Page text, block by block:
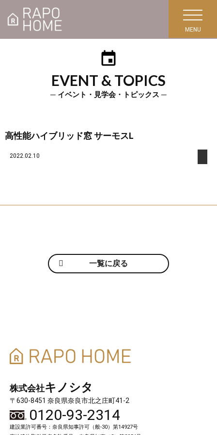
toggle
navigation
EVENT & TOPICS
─ イベント・見学会・トピックス ─
高性能ハイブリッド窓 サーモスL
2022.02.10
一覧に戻る
株式会社キノシタ
〒630-8451 奈良県奈良市北之庄町41-2
0120-93-2314
建設業許可番号：奈良県知事許可（般-30）第14927号